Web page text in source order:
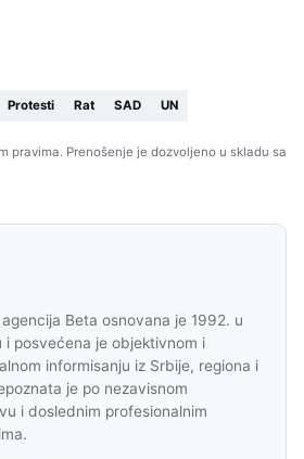
Protesti Rat SAD UN
pravima. Prenošenje je dozvoljeno u skladu sa
Beta osnovana je 1992. u
i posvećena je objektivnom i
informisanju iz Srbije, regiona i
je po nezavisnom
i doslednim profesionalnim